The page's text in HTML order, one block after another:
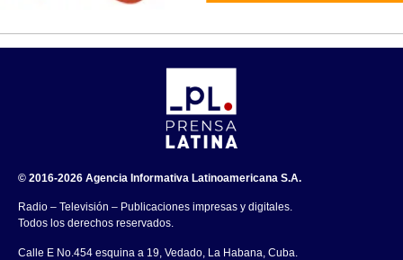
© 2016-2026 Agencia Informativa Latinoamericana S.A.
Radio – Televisión – Publicaciones impresas y digitales.
Todos los derechos reservados.
Calle E No.454 esquina a 19, Vedado, La Habana, Cuba.